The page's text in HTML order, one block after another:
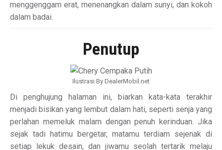
menggenggam erat, menenangkan dalam sunyi, dan kokoh
dalam badai.
Penutup
Ilustrasi By DealerMobil.net
Di penghujung halaman ini, biarkan kata-kata terakhir
menjadi bisikan yang lembut dalam hati, seperti senja yang
perlahan memeluk malam dengan penuh kerinduan. Jika
sejak tadi hatimu bergetar, matamu terdiam sejenak di
setiap lekuk desain, dan jiwamu seolah tertarik melaju